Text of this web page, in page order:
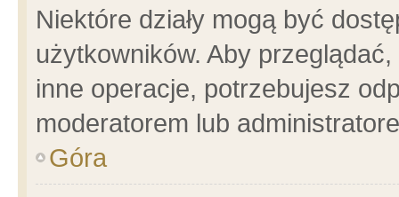
Niektóre działy mogą być
użytkowników. Aby
inne operacje, potrzebujesz
moderatorem lub
Góra